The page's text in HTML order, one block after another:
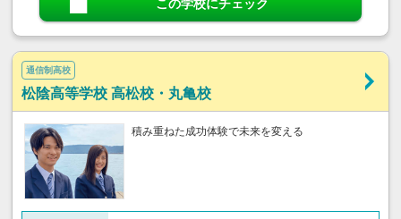
この学校にチェック
通信制高校
松陰高等学校 高松校・丸亀校
積み重ねた成功体験で未来を変える